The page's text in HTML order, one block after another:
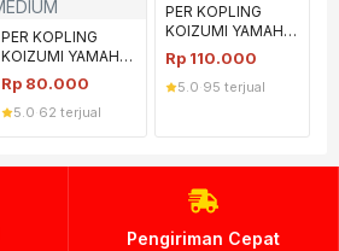
PER KOPLING
KOIZUMI YAMAHA
JUPITER Z
MEDIUM
Rp 80.000
5.0 62 terjual
PER KOPLING
KOIZUMI YAMAHA
FIZR KOMPETISI
Rp 110.000
5.0 95 terjual
Pengiriman Cepat